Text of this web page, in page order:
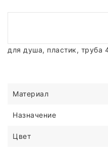
для душа, пластик,
Материал
Назначение
Цвет